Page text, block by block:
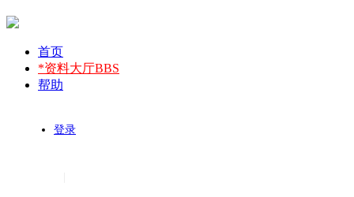
首页
*资料大厅BBS
帮助
登录